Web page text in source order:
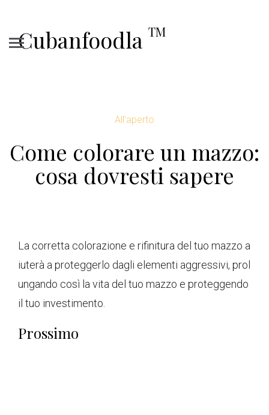
Cubanfoodla TM
All'aperto
Come colorare un mazzo:
cosa dovresti sapere
La corretta colorazione e rifinitura del tuo mazzo a
iuterà a proteggerlo dagli elementi aggressivi, prol
ungando così la vita del tuo mazzo e proteggendo
il tuo investimento.
Prossimo